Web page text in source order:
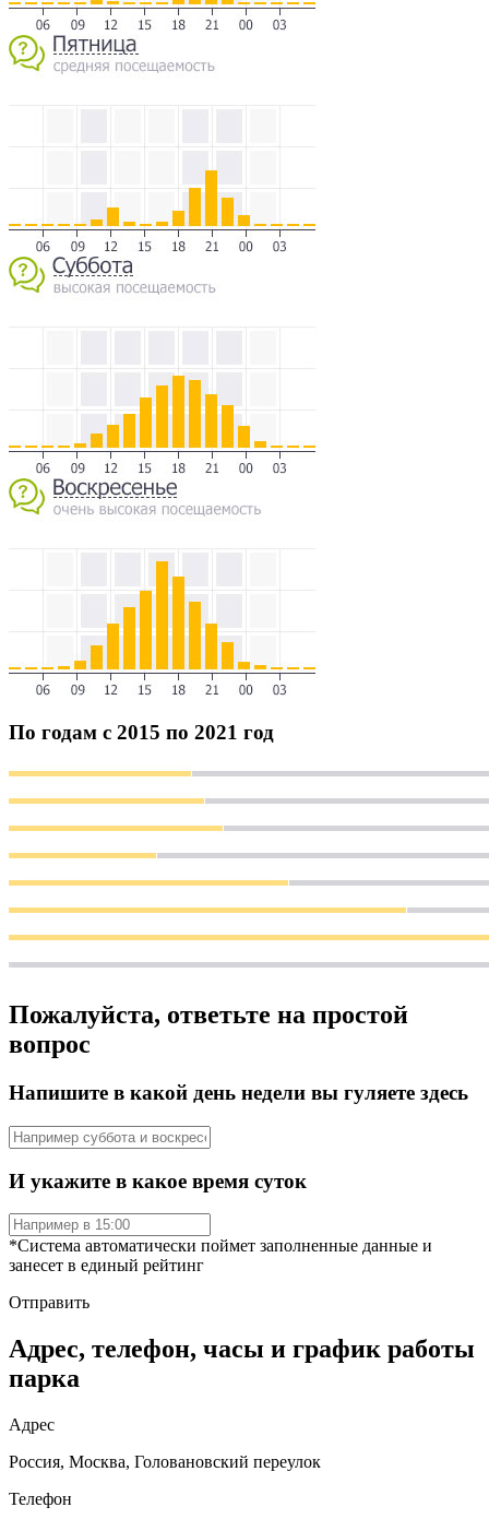
По годам с 2015 по 2021 год
Пожалуйста, ответьте на простой
вопрос
Напишите в какой день недели вы гуляете здесь
И укажите в какое время суток
*Система автоматически поймет заполненные данные и
занесет в единый рейтинг
Отправить
Адрес, телефон, часы и график работы
парка
Адрес
Россия, Москва, Головановский переулок
Телефон